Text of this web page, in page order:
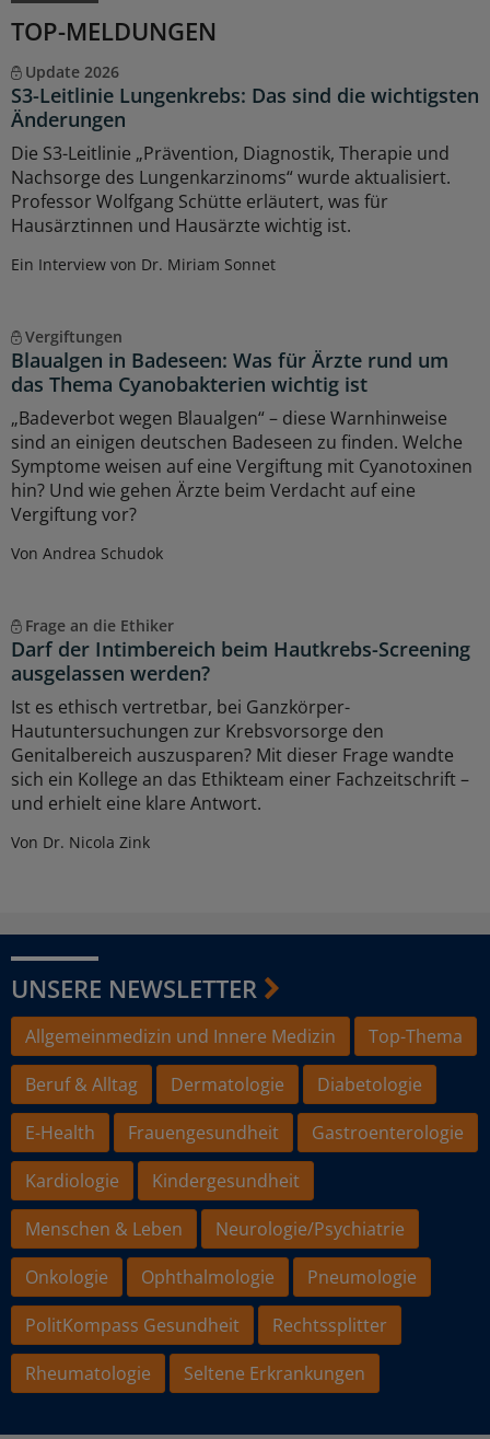
TOP-MELDUNGEN
Update 2026
S3-Leitlinie Lungenkrebs: Das sind die wichtigsten
Änderungen
Die S3-Leitlinie „Prävention, Diagnostik, Therapie und
Nachsorge des Lungenkarzinoms“ wurde aktualisiert.
Professor Wolfgang Schütte erläutert, was für
Hausärztinnen und Hausärzte wichtig ist.
Ein Interview von Dr. Miriam Sonnet
Vergiftungen
Blaualgen in Badeseen: Was für Ärzte rund um
das Thema Cyanobakterien wichtig ist
„Badeverbot wegen Blaualgen“ – diese Warnhinweise
sind an einigen deutschen Badeseen zu finden. Welche
Symptome weisen auf eine Vergiftung mit Cyanotoxinen
hin? Und wie gehen Ärzte beim Verdacht auf eine
Vergiftung vor?
Von Andrea Schudok
Frage an die Ethiker
Darf der Intimbereich beim Hautkrebs-Screening
ausgelassen werden?
Ist es ethisch vertretbar, bei Ganzkörper-
Hautuntersuchungen zur Krebsvorsorge den
Genitalbereich auszusparen? Mit dieser Frage wandte
sich ein Kollege an das Ethikteam einer Fachzeitschrift –
und erhielt eine klare Antwort.
Von Dr. Nicola Zink
UNSERE NEWSLETTER
Allgemeinmedizin und Innere Medizin
Top-Thema
Beruf & Alltag
Dermatologie
Diabetologie
E-Health
Frauengesundheit
Gastroenterologie
Kardiologie
Kindergesundheit
Menschen & Leben
Neurologie/Psychiatrie
Onkologie
Ophthalmologie
Pneumologie
PolitKompass Gesundheit
Rechtssplitter
Rheumatologie
Seltene Erkrankungen